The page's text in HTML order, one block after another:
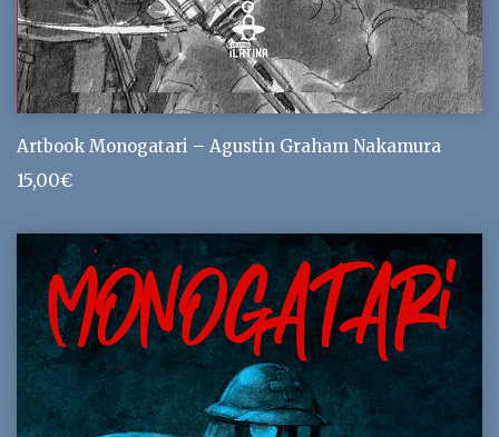
Artbook Monogatari – Agustin Graham Nakamura
15,00€